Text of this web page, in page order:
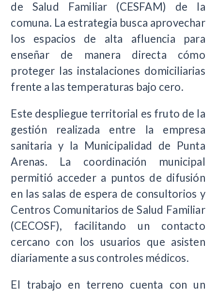
de Salud Familiar (CESFAM) de la
comuna. La estrategia busca aprovechar
los espacios de alta afluencia para
enseñar de manera directa cómo
proteger las instalaciones domiciliarias
frente a las temperaturas bajo cero.
Este despliegue territorial es fruto de la
gestión realizada entre la empresa
sanitaria y la Municipalidad de Punta
Arenas. La coordinación municipal
permitió acceder a puntos de difusión
en las salas de espera de consultorios y
Centros Comunitarios de Salud Familiar
(CECOSF), facilitando un contacto
cercano con los usuarios que asisten
diariamente a sus controles médicos.
El trabajo en terreno cuenta con un